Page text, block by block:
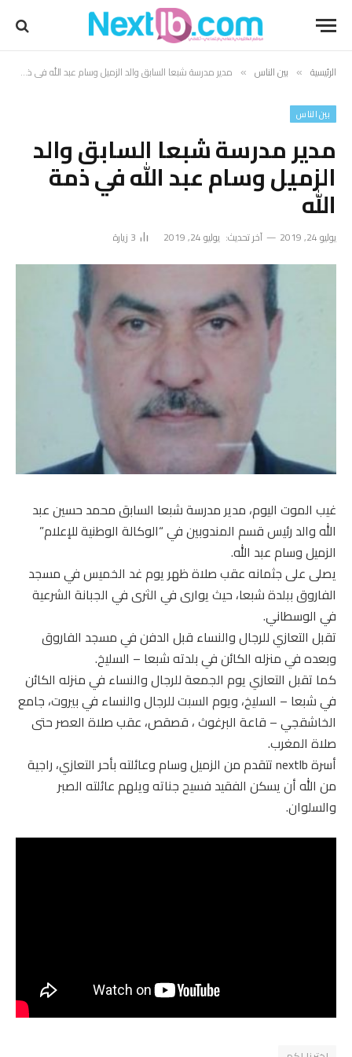
الرئيسية » بين الناس » مدير مدرسة شبعا السابق والد الزميل وسام عبد الله في ذمة الله
بين الناس
مدير مدرسة شبعا السابق والد
الزميل وسام عبد الله في ذمة
الله
يوليو 24, 2019 آخر تحديث: يوليو 24, 2019 3 زيارة
غيب الموت اليوم، مدير مدرسة شبعا السابق محمد حسين عبد
الله والد رئيس قسم المندوبين في “الوكالة الوطنية للإعلام”
الزميل وسام عبد الله.
يصلى على جثمانه عقب صلاة ظهر يوم غد الخميس في مسجد
الفاروق ببلدة شبعا، حيث يوارى في الثرى في الجبانة الشرعية
في الوسطاني.
تقبل التعازي للرجال والنساء قبل الدفن في مسجد الفاروق
وبعده في منزله الكائن في بلدته شبعا – السليخ.
كما تقبل التعازي يوم الجمعة للرجال والنساء في منزله الكائن
في شبعا – السليخ، ويوم السبت للرجال والنساء في بيروت، جامع
الخاشقجي – قاعة البرغوث ، قصقص، عقب صلاة العصر حتى
صلاة المغرب.
أسرة nextlb تتقدم من الزميل وسام وعائلته بأحر التعازي، راجية
من الله أن يسكن الفقيد فسيح جناته ويلهم عائلته الصبر
والسلوان.